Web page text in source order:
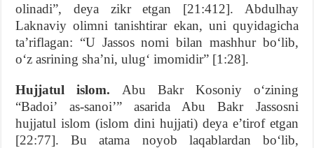
olinadi”, deya zikr etgan [21:412]. Abdulhay
Laknaviy olimni tanishtirar ekan, uni quyidagicha
ta’riflagan: “U Jassos nomi bilan mashhur bo‘lib,
o‘z asrining sha’ni, ulug‘ imomidir” [1:28].
Hujjatul islom. Abu Bakr Kosoniy o‘zining
“Badoi’ as-sanoi’” asarida Abu Bakr Jassosni
hujjatul islom (islom dini hujjati) deya e’tirof etgan
[22:77]. Bu atama noyob laqablardan bo‘lib,